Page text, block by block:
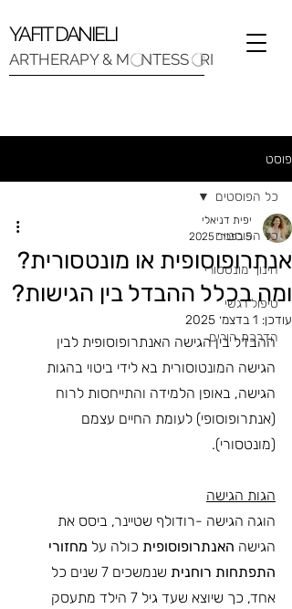
YAFIT DANIELI
ARTHERAPY & M NTESS RI
פוסט
כל הפוסטים
חינוך מונטסורי
טיפול רגשי
הדרכת הורים
כל הפוסטים
אנתרופוסופית או מונטסורית?
ומה בכלל ההבדל בין הגישות?
יפית דניאלי
5 בפבר׳ 2025
עודכן: 1 בדצמ׳ 2025
ההבדל בין הגישה האנתרופוסופית לבין
הגישה המונטוסורית בא לידי ביטוי בהגות
הגישה, באופן הלמידה והתייחסות לרוח
(אנתרופוסופי) לעומת החיים עצמם
(מונטסורי).
הגות הגישה
הוגה הגישה -רודולף שטיינר, ביסס את
הגישה האנתרופוסופית כולה על מחזורי
התפתחות רוחנית
שנמשכים 7 שנים כל
אחד, כך שיוצא שעד גיל 7 הילד מתעסק